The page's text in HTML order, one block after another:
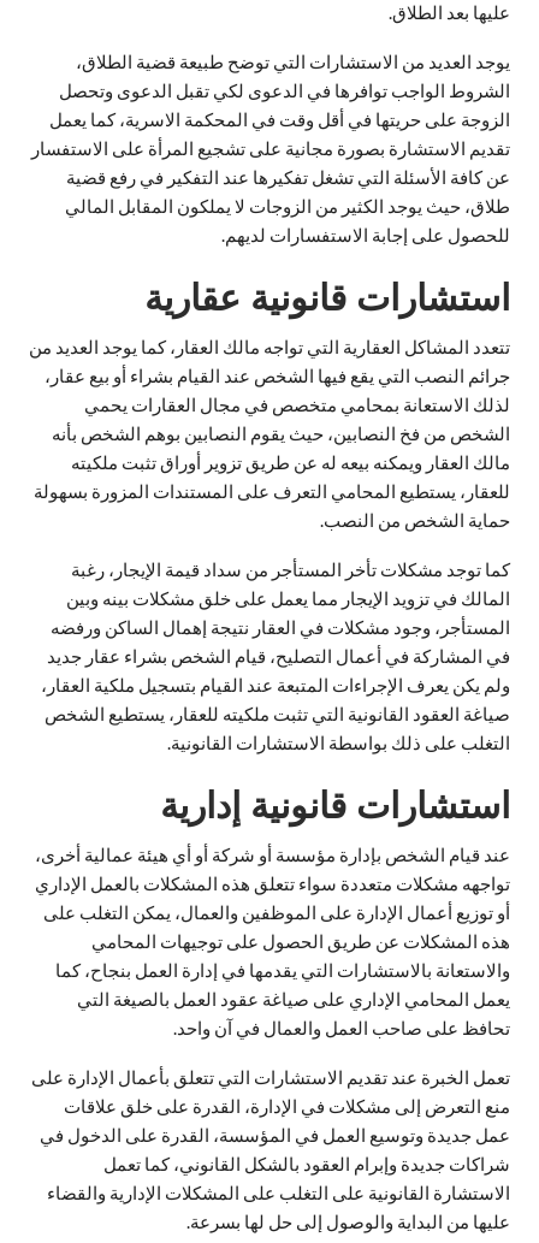
عليها بعد الطلاق.
يوجد العديد من الاستشارات التي توضح طبيعة قضية الطلاق،
الشروط الواجب توافرها في الدعوى لكي تقبل الدعوى وتحصل
الزوجة على حريتها في أقل وقت في المحكمة الاسرية، كما يعمل
تقديم الاستشارة بصورة مجانية على تشجيع المرأة على الاستفسار
عن كافة الأسئلة التي تشغل تفكيرها عند التفكير في رفع قضية
طلاق، حيث يوجد الكثير من الزوجات لا يملكون المقابل المالي
للحصول على إجابة الاستفسارات لديهم.
استشارات قانونية عقارية
تتعدد المشاكل العقارية التي تواجه مالك العقار، كما يوجد العديد من
جرائم النصب التي يقع فيها الشخص عند القيام بشراء أو بيع عقار،
لذلك الاستعانة بمحامي متخصص في مجال العقارات يحمي
الشخص من فخ النصابين، حيث يقوم النصابين بوهم الشخص بأنه
مالك العقار ويمكنه بيعه له عن طريق تزوير أوراق تثبت ملكيته
للعقار، يستطيع المحامي التعرف على المستندات المزورة بسهولة
حماية الشخص من النصب.
كما توجد مشكلات تأخر المستأجر من سداد قيمة الإيجار، رغبة
المالك في تزويد الإيجار مما يعمل على خلق مشكلات بينه وبين
المستأجر، وجود مشكلات في العقار نتيجة إهمال الساكن ورفضه
في المشاركة في أعمال التصليح، قيام الشخص بشراء عقار جديد
ولم يكن يعرف الإجراءات المتبعة عند القيام بتسجيل ملكية العقار،
صياغة العقود القانونية التي تثبت ملكيته للعقار، يستطيع الشخص
التغلب على ذلك بواسطة الاستشارات القانونية.
استشارات قانونية إدارية
عند قيام الشخص بإدارة مؤسسة أو شركة أو أي هيئة عمالية أخرى،
تواجهه مشكلات متعددة سواء تتعلق هذه المشكلات بالعمل الإداري
أو توزيع أعمال الإدارة على الموظفين والعمال، يمكن التغلب على
هذه المشكلات عن طريق الحصول على توجيهات المحامي
والاستعانة بالاستشارات التي يقدمها في إدارة العمل بنجاح، كما
يعمل المحامي الإداري على صياغة عقود العمل بالصيغة التي
تحافظ على صاحب العمل والعمال في آن واحد.
تعمل الخبرة عند تقديم الاستشارات التي تتعلق بأعمال الإدارة على
منع التعرض إلى مشكلات في الإدارة، القدرة على خلق علاقات
عمل جديدة وتوسيع العمل في المؤسسة، القدرة على الدخول في
شراكات جديدة وإبرام العقود بالشكل القانوني، كما تعمل
الاستشارة القانونية على التغلب على المشكلات الإدارية والقضاء
عليها من البداية والوصول إلى حل لها بسرعة.